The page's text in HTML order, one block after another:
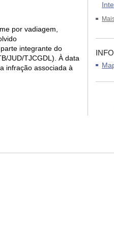
por vadiagem,
integrante do
JUD/TJCGDL). À data
infração associada à